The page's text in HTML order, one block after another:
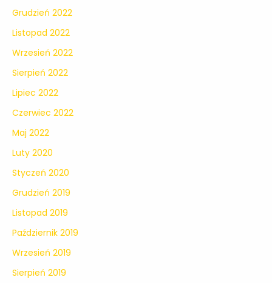
Grudzień 2022
Listopad 2022
Wrzesień 2022
Sierpień 2022
Lipiec 2022
Czerwiec 2022
Maj 2022
Luty 2020
Styczeń 2020
Grudzień 2019
Listopad 2019
Październik 2019
Wrzesień 2019
Sierpień 2019